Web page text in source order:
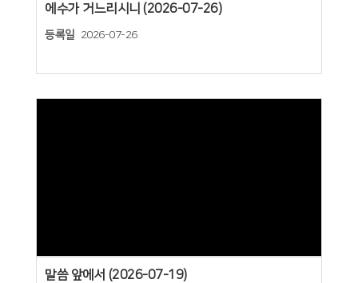
에수가 거느리시니 (2026-07-26)
등록일 2026-07-26
말씀 앞에서 (2026-07-19)